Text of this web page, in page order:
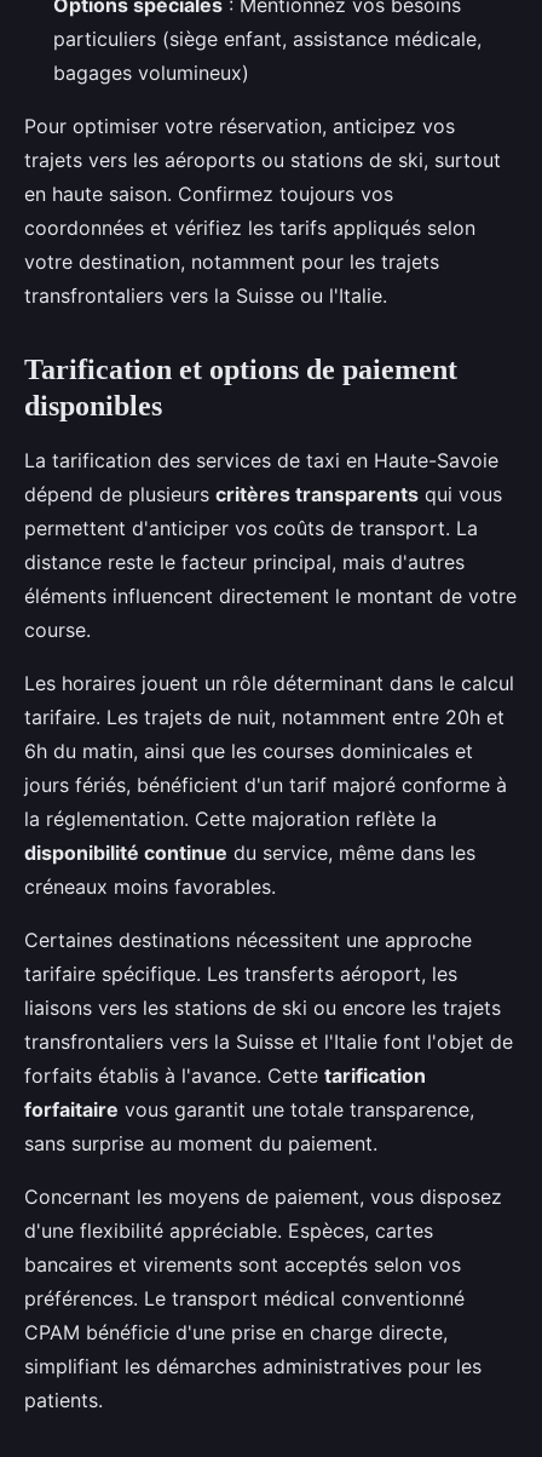
Options spéciales : Mentionnez vos besoins
particuliers (siège enfant, assistance médicale,
bagages volumineux)
Pour optimiser votre réservation, anticipez vos
trajets vers les aéroports ou stations de ski, surtout
en haute saison. Confirmez toujours vos
coordonnées et vérifiez les tarifs appliqués selon
votre destination, notamment pour les trajets
transfrontaliers vers la Suisse ou l'Italie.
Tarification et options de paiement
disponibles
La tarification des services de taxi en Haute-Savoie
dépend de plusieurs critères transparents qui vous
permettent d'anticiper vos coûts de transport. La
distance reste le facteur principal, mais d'autres
éléments influencent directement le montant de votre
course.
Les horaires jouent un rôle déterminant dans le calcul
tarifaire. Les trajets de nuit, notamment entre 20h et
6h du matin, ainsi que les courses dominicales et
jours fériés, bénéficient d'un tarif majoré conforme à
la réglementation. Cette majoration reflète la
disponibilité continue du service, même dans les
créneaux moins favorables.
Certaines destinations nécessitent une approche
tarifaire spécifique. Les transferts aéroport, les
liaisons vers les stations de ski ou encore les trajets
transfrontaliers vers la Suisse et l'Italie font l'objet de
forfaits établis à l'avance. Cette tarification
forfaitaire vous garantit une totale transparence,
sans surprise au moment du paiement.
Concernant les moyens de paiement, vous disposez
d'une flexibilité appréciable. Espèces, cartes
bancaires et virements sont acceptés selon vos
préférences. Le transport médical conventionné
CPAM bénéficie d'une prise en charge directe,
simplifiant les démarches administratives pour les
patients.